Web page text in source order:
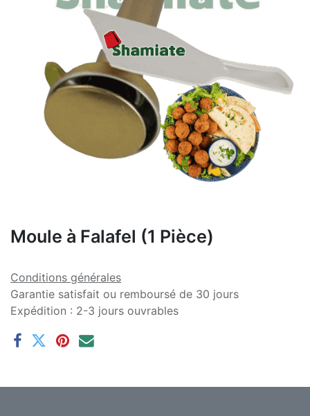
Moule à Falafel (1 Pièce)
Conditions générales
Garantie satisfait ou remboursé de 30 jours
Expédition : 2-3 jours ouvrables